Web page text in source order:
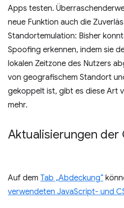
Apps testen.
neue Funktion auch die
Standortemulation: Bisher
Spoofing erkennen, indem sie
lokalen Zeitzone des Nutzers
von geografischem Standort
gekoppelt ist, gibt es diese Art
mehr.
Aktualisierungen
Auf dem Tab „Abdeckung“
verwendeten JavaScript- und